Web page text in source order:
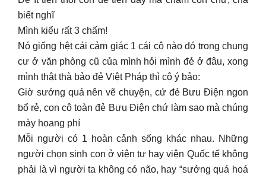
biết nghĩ
Mình kiểu rất 3 chấm!
Nó giống hệt cái cảm giác 1 cái cô nào đó trong chung
cư ở văn phòng cũ của mình hỏi mình đẻ ở đâu, xong
mình thật thà bảo đẻ Việt Pháp thì cô ý bảo:
Giờ sướng quá nên vẽ chuyện, cứ đẻ Bưu Điện ngon
bổ rẻ, con cô toàn đẻ Bưu Điện chứ làm sao mà chúng
mày hoang phí
Mỗi người có 1 hoàn cảnh sống khác nhau. Những
người chọn sinh con ở viện tư hay viện Quốc tế không
phải là vì người ta không có não, hay “sướng quá hoá